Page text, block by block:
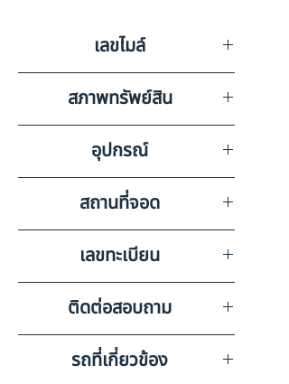
เลขไมล์
0
สภาพทรัพย์สิน
916048 (M) มีรอยขีดข่วนตาม
สภาพการใช้งาน
อุปกรณ์
วิทยุ ลำโพง แบตเตอรี่ แอร์
สถานที่จอด
บริษัท สยามอินเตอร์การประมูล
จำกัด ชลบุรี
เลขทะเบียน
69-0073 กรุงเทพมหานคร
ติดต่อสอบถาม
เบอร์ติดต่อฝ่ายขาย 098-253-
5968 หรือ 061-386-4375
รถที่เกี่ยวข้อง